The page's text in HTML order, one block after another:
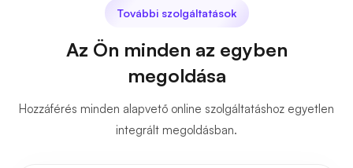
További szolgáltatások
Az Ön minden az egyben
megoldása
Hozzáférés minden alapvető online szolgáltatáshoz egyetlen
integrált megoldásban.